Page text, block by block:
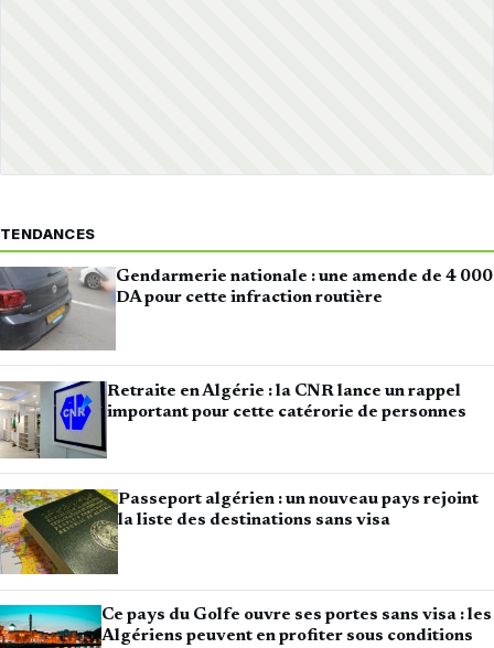
TENDANCES
Gendarmerie nationale : une amende de 4 000
DA pour cette infraction routière
Retraite en Algérie : la CNR lance un rappel
important pour cette catérorie de personnes
Passeport algérien : un nouveau pays rejoint
la liste des destinations sans visa
Ce pays du Golfe ouvre ses portes sans visa : les
Algériens peuvent en profiter sous conditions